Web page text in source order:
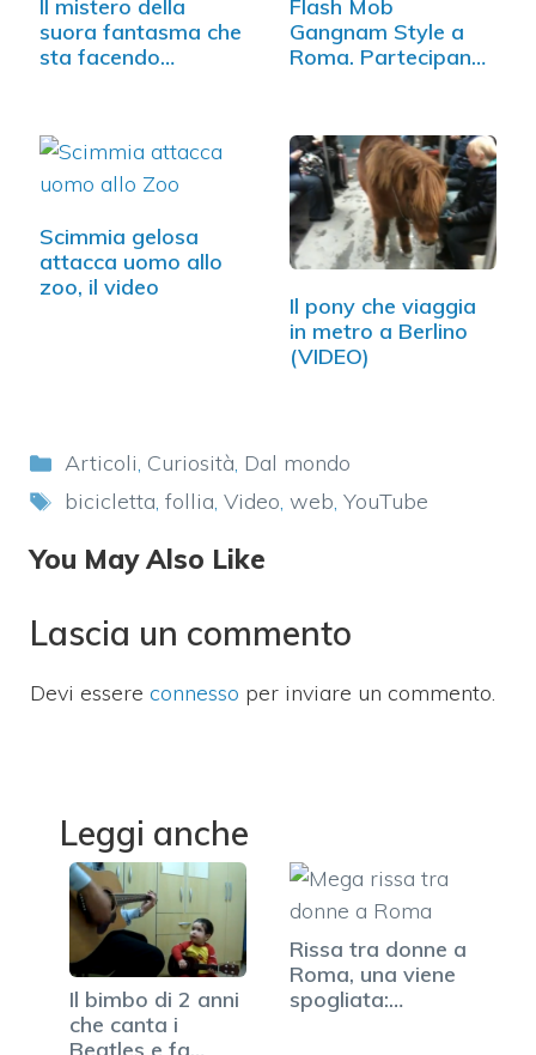
Il mistero della
suora fantasma che
sta facendo…
Flash Mob
Gangnam Style a
Roma. Partecipano
Scimmia gelosa
attacca uomo allo
zoo, il video
Il pony che viaggia
in metro a Berlino
(VIDEO)
Categorie
Articoli, Curiosità, Dal mondo
Tag
bicicletta, follia, Video, web, YouTube
You May Also Like
Lascia un commento
Devi essere connesso per inviare un commento.
Leggi anche
Il bimbo di 2 anni
che canta i
Beatles e fa…
Rissa tra donne a
Roma, una viene
spogliata:…